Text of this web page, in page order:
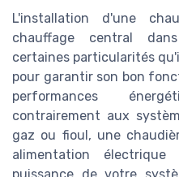
L'installation d'une
chauffage central
certaines particularités
pour garantir son bon
performances
contrairement aux
gaz ou fioul, une
alimentation